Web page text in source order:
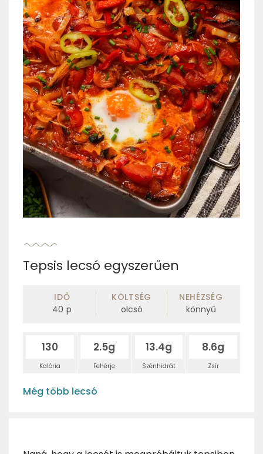
Tepsis lecsó egyszerűen
IDŐ
40 p
KÖLTSÉG
olcsó
NEHÉZSÉG
könnyű
130
Kalória
2.5g
Fehérje
13.4g
Szénhidrát
8.6g
Zsír
Még több lecsó